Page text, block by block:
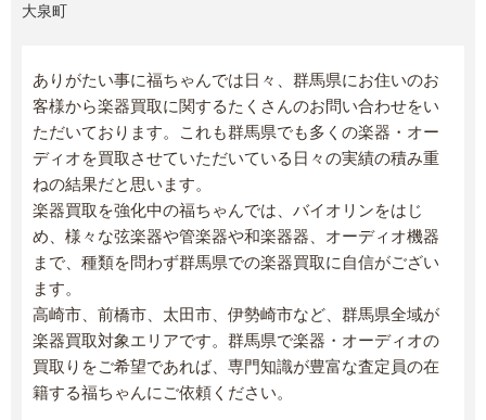
大泉町
ありがたい事に福ちゃんでは日々、群馬県にお住いのお
客様から楽器買取に関するたくさんのお問い合わせをい
ただいております。これも群馬県でも多くの楽器・オー
ディオを買取させていただいている日々の実績の積み重
ねの結果だと思います。
楽器買取を強化中の福ちゃんでは、バイオリンをはじ
め、様々な弦楽器や管楽器や和楽器器、オーディオ機器
まで、種類を問わず群馬県での楽器買取に自信がござい
ます。
高崎市、前橋市、太田市、伊勢崎市など、群馬県全域が
楽器買取対象エリアです。群馬県で楽器・オーディオの
買取りをご希望であれば、専門知識が豊富な査定員の在
籍する福ちゃんにご依頼ください。